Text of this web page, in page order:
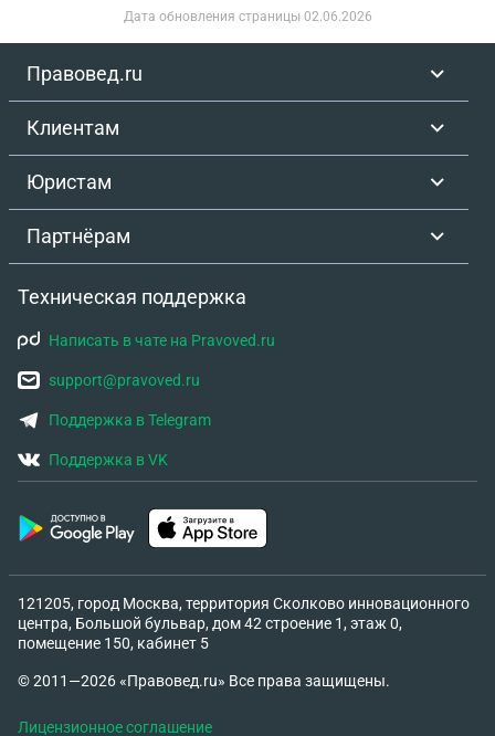
Дата обновления страницы 02.06.2026
Правовед.ru
Клиентам
Юристам
Партнёрам
Техническая поддержка
Написать в чате на Pravoved.ru
support@pravoved.ru
Поддержка в Telegram
Поддержка в VK
121205, город Москва, территория Сколково инновационного
центра, Большой бульвар, дом 42 строение 1, этаж 0,
помещение 150, кабинет 5
© 2011—2026 «Правовед.ru» Все права защищены.
Лицензионное соглашение